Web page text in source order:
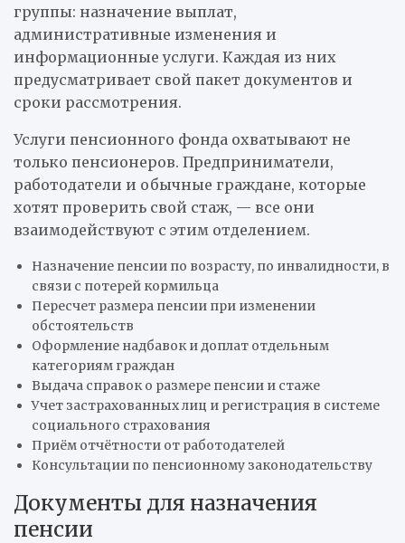
группы: назначение выплат,
административные изменения и
информационные услуги. Каждая из них
предусматривает свой пакет документов и
сроки рассмотрения.
Услуги пенсионного фонда охватывают не
только пенсионеров. Предприниматели,
работодатели и обычные граждане, которые
хотят проверить свой стаж, — все они
взаимодействуют с этим отделением.
Назначение пенсии по возрасту, по инвалидности, в
связи с потерей кормильца
Пересчет размера пенсии при изменении
обстоятельств
Оформление надбавок и доплат отдельным
категориям граждан
Выдача справок о размере пенсии и стаже
Учет застрахованных лиц и регистрация в системе
социального страхования
Приём отчётности от работодателей
Консультации по пенсионному законодательству
Документы для назначения
пенсии